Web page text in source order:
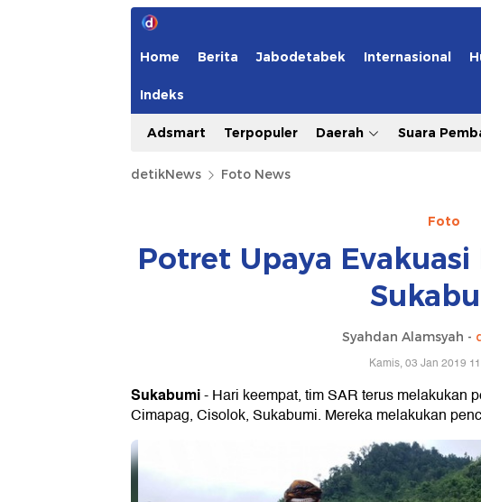
Home Berita Jabodetabek Internasional
Indeks
Adsmart Terpopuler Daerah Suara
detikNews Foto News
Foto
Potret Upaya
Syahdan Alamsyah -
Kamis, 03 Jan 2019
Sukabumi- Hari keempat, tim SAR terus melakukan
Cimapag, Cisolok, Sukabumi. Mereka melakukan